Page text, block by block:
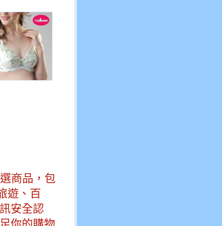
商品，包
遊、百
安全認